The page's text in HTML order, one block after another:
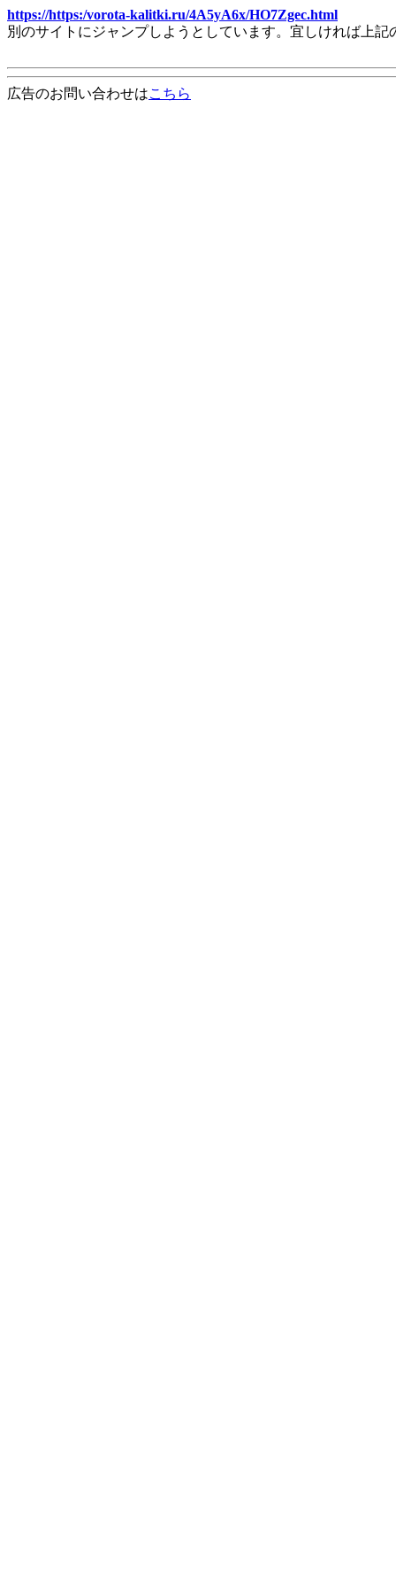
https://https:/vorota-kalitki.ru/4A5yA6x/HO7Zgec.html
別のサイトにジャンプしようとしています。宜しければ上
広告のお問い合わせはこちら